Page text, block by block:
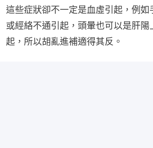
這些症狀卻不一定是血虛引起，例如
或經絡不通引起，頭暈也可以是肝陽
起，所以胡亂進補適得其反。